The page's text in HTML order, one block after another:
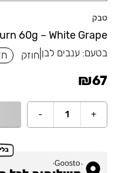
טבק
60g – White Grape
בטעם:ענבים לבן חוזק
₪67
+
1
-